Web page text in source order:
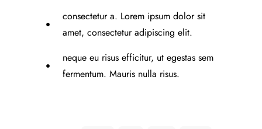
consectetur a. Lorem ipsum dolor sit
amet, consectetur adipiscing elit.
neque eu risus efficitur, ut egestas sem
fermentum. Mauris nulla risus.